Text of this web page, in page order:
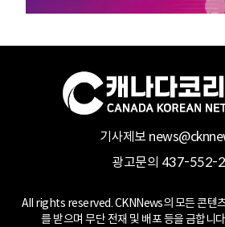
기사제보
광고문의 437-552-
All rights reserved. CKNNews의 모든 콘텐
를 받으며 무단 전재 및 배포 등을 금합